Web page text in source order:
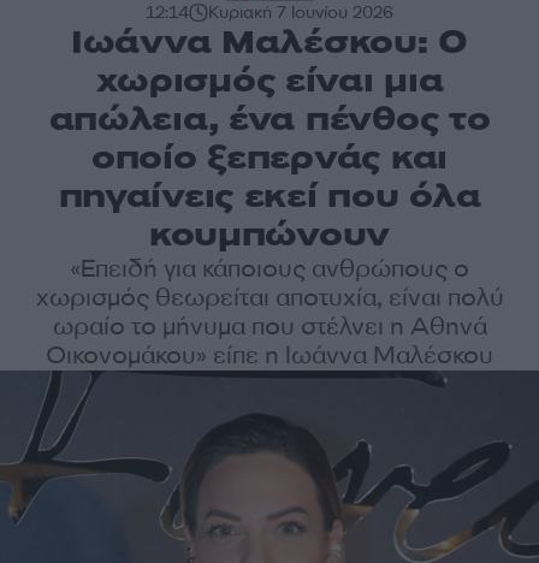
12:14 Κυριακή 7 Ιουνίου 2026
Ιωάννα Μαλέσκου: Ο
χωρισμός είναι μια
απώλεια, ένα πένθος το
οποίο ξεπερνάς και
πηγαίνεις εκεί που όλα
κουμπώνουν
«Επειδή για κάποιους ανθρώπους ο
χωρισμός θεωρείται αποτυχία, είναι πολύ
ωραίο το μήνυμα που στέλνει η Αθηνά
Οικονομάκου» είπε η Ιωάννα Μαλέσκου